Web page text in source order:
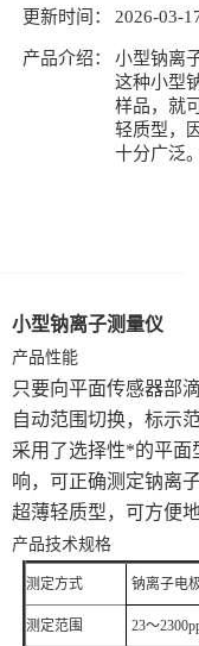
水质测量分析
烟气分析系统
更新时间： 2026-03-
产品介绍：
小型钠离
这种小型
样品，就
轻质型，
十分广泛。
小型钠离子测量仪
产品性能
只要向平面传感器部
自动范围切换，标示
采用了选择性*的平面
响，可正确测定钠离子
超薄轻质型，可方便
产品技术规格
测定方式 钠离子电
测定范围 23～